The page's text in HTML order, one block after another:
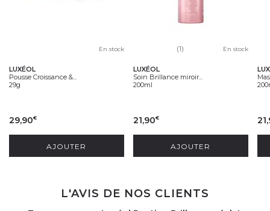
En stock
LUXÉOL
Pousse Croissance &...
29g
29,90€
AJOUTER
(1) En stock
LUXÉOL
Soin Brillance miroir...
200ml
21,90€
AJOUTER
L'AVIS DE NOS CLIENTS